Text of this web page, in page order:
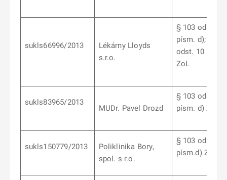
sukls66996/2013
Lékárny Lloyds
s.r.o.
§ 103 odst. 10
písm. d);
odst. 10 písm.
ZoL
sukls83965/2013
MUDr. Pavel Drozd
§ 103 odst. 6
písm. d) ZoL
sukls150779/2013
Poliklinika Bory,
spol. s r.o.
§ 103 odst. 9
písm.d) ZoL